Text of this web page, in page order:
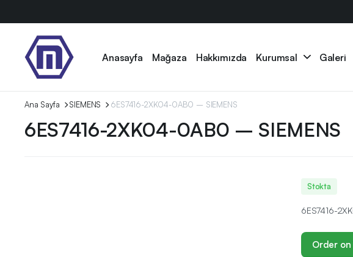
Anasayfa Mağaza Hakkımızda Kurumsal Galeri
Ana Sayfa SIEMENS 6ES7416-2XK04-0AB0 – SIEMENS
6ES7416-2XK04-0AB0 – SIEMENS
Stokta
6ES7416-
Order on